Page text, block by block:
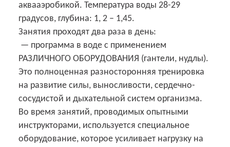
аквааэробикой. Температура воды 28-29
градусов, глубина: 1, 2 – 1,45.
Занятия проходят два раза в день:
— программа в воде с применением
РАЗЛИЧНОГО ОБОРУДОВАНИЯ (гантели, нудлы).
Это полноценная разносторонняя тренировка
на развитие силы, выносливости, сердечно-
сосудистой и дыхательной систем организма.
Во время занятий, проводимых опытными
инструкторами, используется специальное
оборудование, которое усиливает нагрузку на